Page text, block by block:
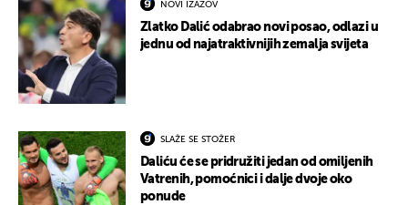
NOVI IZAZOV
Zlatko Dalić odabrao novi posao, odlazi u
jednu od najatraktivnijih zemalja svijeta
SLAŽE SE STOŽER
Daliću će se pridružiti jedan od omiljenih
Vatrenih, pomoćnici i dalje dvoje oko
ponude